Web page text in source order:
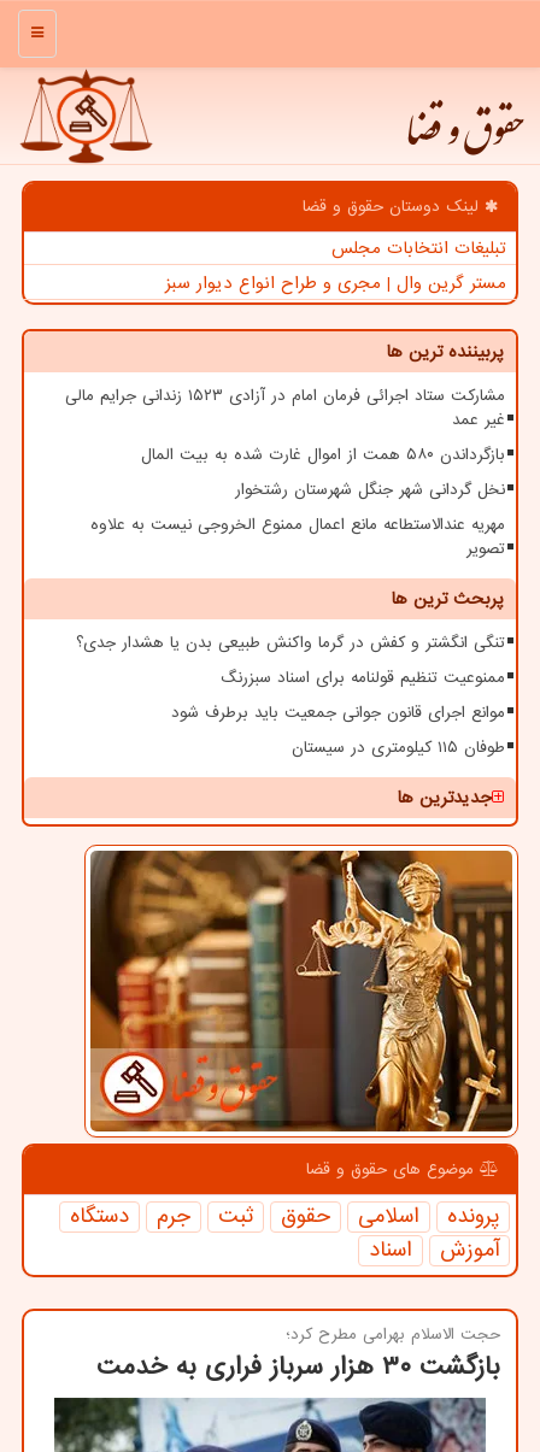
منو
حقوق و قضا
لینک دوستان حقوق و قضا
تبلیغات انتخابات مجلس
مستر گرین وال | مجری و طراح انواع دیوار سبز
پربیننده ترین ها
مشارکت ستاد اجرائی فرمان امام در آزادی ۱۵۲۳ زندانی جرایم مالی
غیر عمد
بازگرداندن ۵۸۰ همت از اموال غارت شده به بیت المال
نخل گردانی شهر جنگل شهرستان رشتخوار
مهریه عندالاستطاعه مانع اعمال ممنوع الخروجی نیست به علاوه
تصویر
پربحث ترین ها
تنگی انگشتر و کفش در گرما واکنش طبیعی بدن یا هشدار جدی؟
ممنوعیت تنظیم قولنامه برای اسناد سبزرنگ
موانع اجرای قانون جوانی جمعیت باید برطرف شود
طوفان ۱۱۵ کیلومتری در سیستان
جدیدترین ها
موضوع های حقوق و قضا
پرونده اسلامی حقوق ثبت جرم
دستگاه
آموزش
اسناد
حجت الاسلام بهرامی مطرح كرد؛
بازگشت ۳۰ هزار سرباز فراری به خدمت